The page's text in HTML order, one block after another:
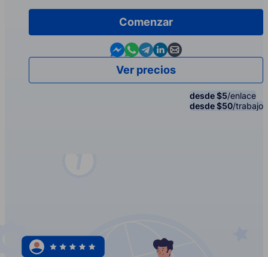
Comenzar
Contact us in Messenger
Contact us in WhatsApp
Contact us in Telegram
Contact us in Linkedin
Contact us by email
Ver precios
desde $5/enlace
desde $50/trabajo